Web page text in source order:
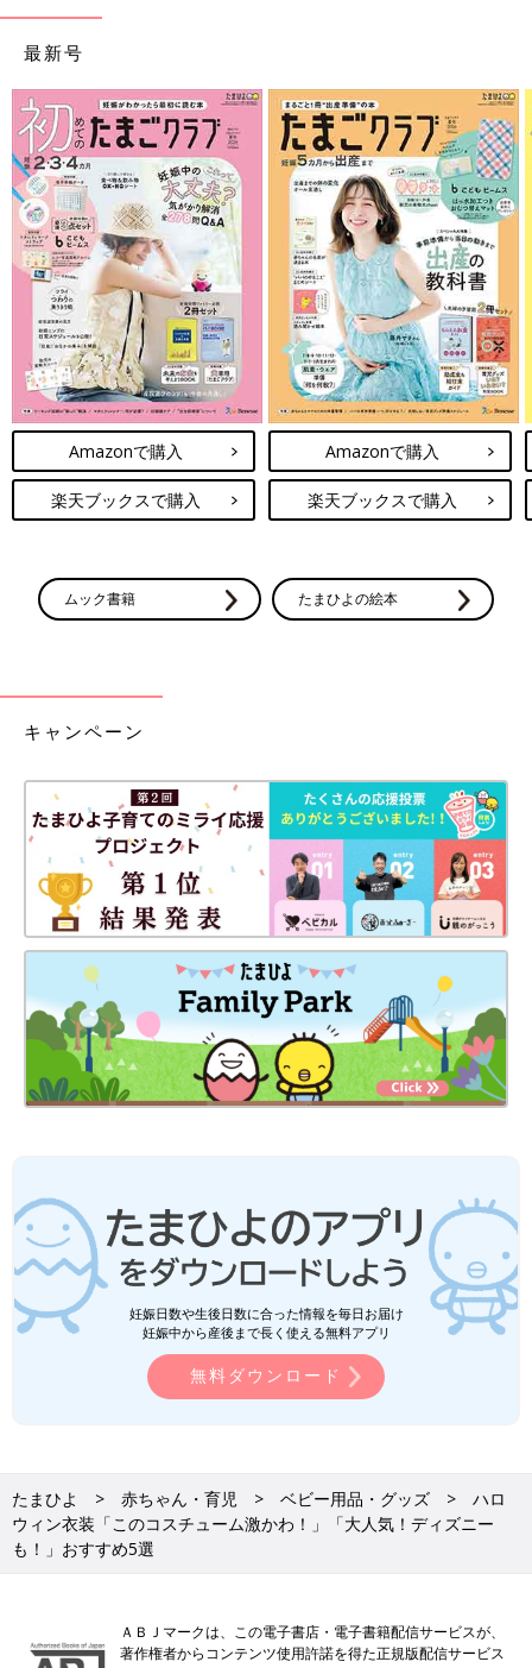
最新号
Amazonで購入
楽天ブックスで購入
Amazonで購入
楽天ブックスで購入
ムック書籍 たまひよの絵本
キャンペーン
妊娠日数や生後日数に合った情報を毎日お届け
妊娠中から産後まで長く使える無料アプリ
無料ダウンロード
たまひよ 赤ちゃん・育児 ベビー用品・グッズ
ハロ
ウィン衣装「このコスチューム激かわ！」「大人気！ディズニー
も！」おすすめ5選
ＡＢＪマークは、この電子書店・電子書籍配信サービスが、
著作権者からコンテンツ使用許諾を得た正規版配信サービス